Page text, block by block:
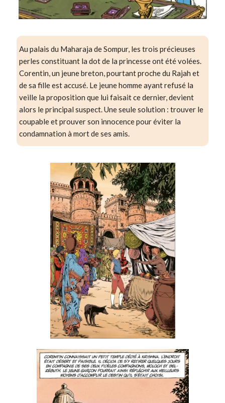
Au palais du Maharaja de Sompur, les trois précieuses
perles constituant la dot de la princesse ont été volées.
Corentin, un jeune breton, pourtant proche du Rajah et
de sa fille est accusé. Le jeune homme ayant refusé la
veille la proposition que lui faisait ce dernier, devient
alors le principal suspect. Une seule solution : trouver le
coupable et prouver son innocence pour éviter la
condamnation à mort de ses amis.